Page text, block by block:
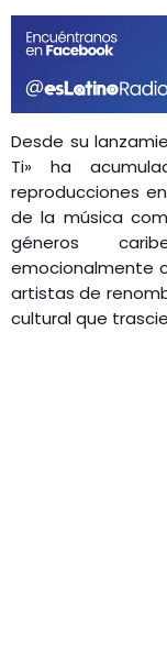
Desde su
Ti» ha
reproducciones
de la música
géneros
emocionalmente
artistas de
cultural que